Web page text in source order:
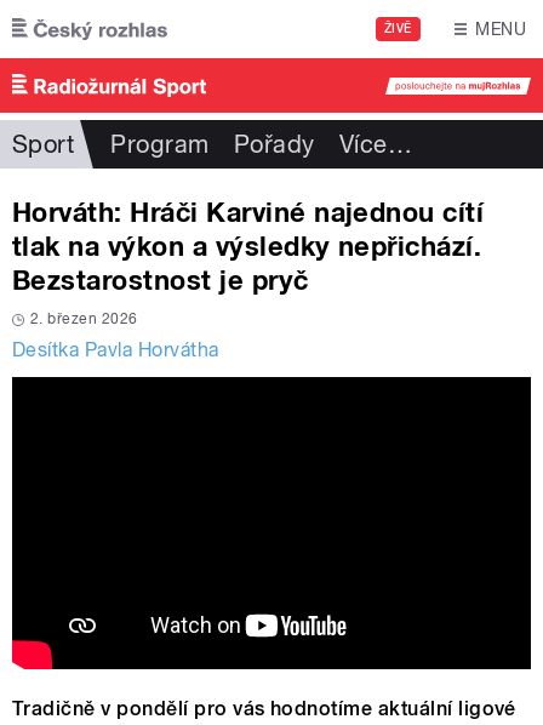
Přejít k hlavnímu obsahu
ŽIVĚ MENU
Sport Program Pořady Více…
Horváth: Hráči Karviné najednou cítí
tlak na výkon a výsledky nepřichází.
Bezstarostnost je pryč
2. březen 2026
Desítka Pavla Horvátha
Tradičně v pondělí pro vás hodnotíme aktuální ligové